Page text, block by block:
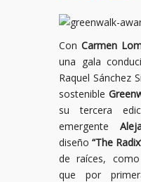
Con Carmen
una gala
Raquel Sánchez
sostenible
su tercera
emergente
diseño “The
de raíces,
que por